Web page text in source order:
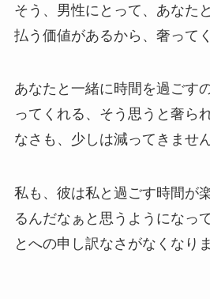
そう、男性にとって、あなた
払う価値があるから、奢って
あなたと一緒に時間を過ごす
ってくれる、そう思うと奢ら
なさも、少しは減ってきませ
私も、彼は私と過ごす時間が
るんだなぁと思うようになっ
とへの申し訳なさがなくなり